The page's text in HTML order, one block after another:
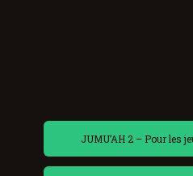
JUMU’AH 2 – Pour les